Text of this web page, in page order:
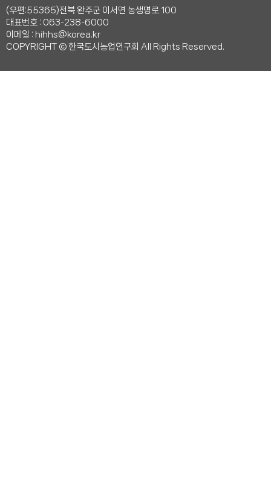
(우편:55365)전북 완주군 이서면 농생명로 100
대표번호 : 063-238-6000
이메일 : hihhs@korea.kr
COPYRIGHT © 한국도시농업연구회 All Rights Reserved.